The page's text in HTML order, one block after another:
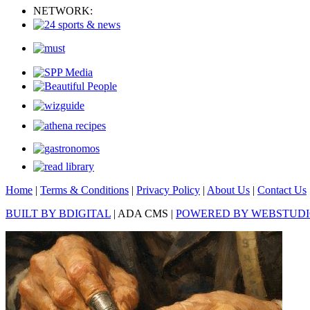
NETWORK:
Home | Terms & Conditions | Privacy Policy | About Us | Contact Us
BUILT BY BDIGITAL | ADA CMS | POWERED BY